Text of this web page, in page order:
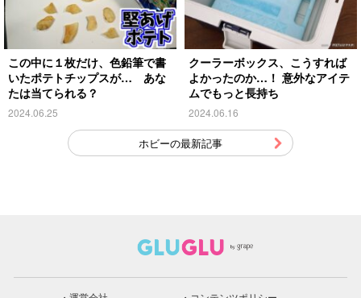
この中に１枚だけ、色鉛筆で書
いたポテトチップスが… あな
たは当てられる？
2024.06.25
クーラーボックス、こうすれば
よかったのか…！ 意外なアイテ
ムでもっと長持ち
2024.06.16
ホビーの最新記事